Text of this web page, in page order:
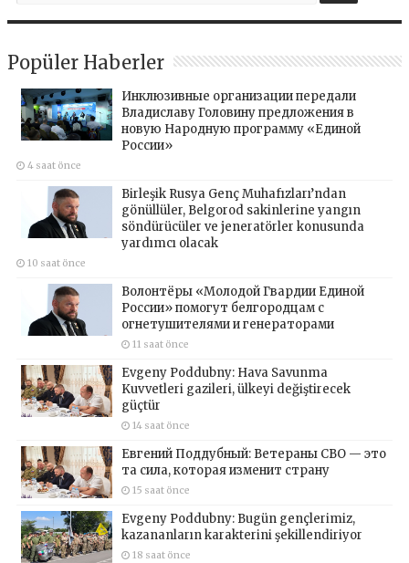
Popüler Haberler
Инклюзивные организации передали
Владиславу Головину предложения в
новую Народную программу «Единой
России»
4 saat önce
Birleşik Rusya Genç Muhafızları’ndan
gönüllüler, Belgorod sakinlerine yangın
söndürücüler ve jeneratörler konusunda
yardımcı olacak
10 saat önce
Волонтёры «Молодой Гвардии Единой
России» помогут белгородцам с
огнетушителями и генераторами
11 saat önce
Evgeny Poddubny: Hava Savunma
Kuvvetleri gazileri, ülkeyi değiştirecek
güçtür
14 saat önce
Евгений Поддубный: Ветераны СВО — это
та сила, которая изменит страну
15 saat önce
Evgeny Poddubny: Bugün gençlerimiz,
kazananların karakterini şekillendiriyor
18 saat önce